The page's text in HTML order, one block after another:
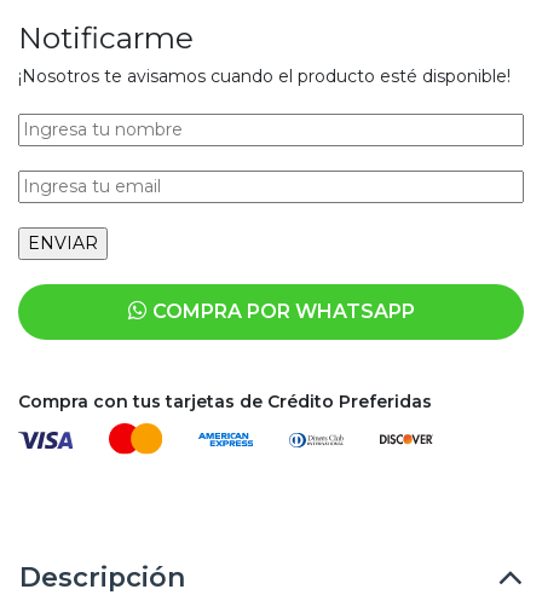
Notificarme
¡Nosotros te avisamos cuando el producto esté disponible!
COMPRA POR WHATSAPP
Compra con tus tarjetas de Crédito Preferidas
Descripción